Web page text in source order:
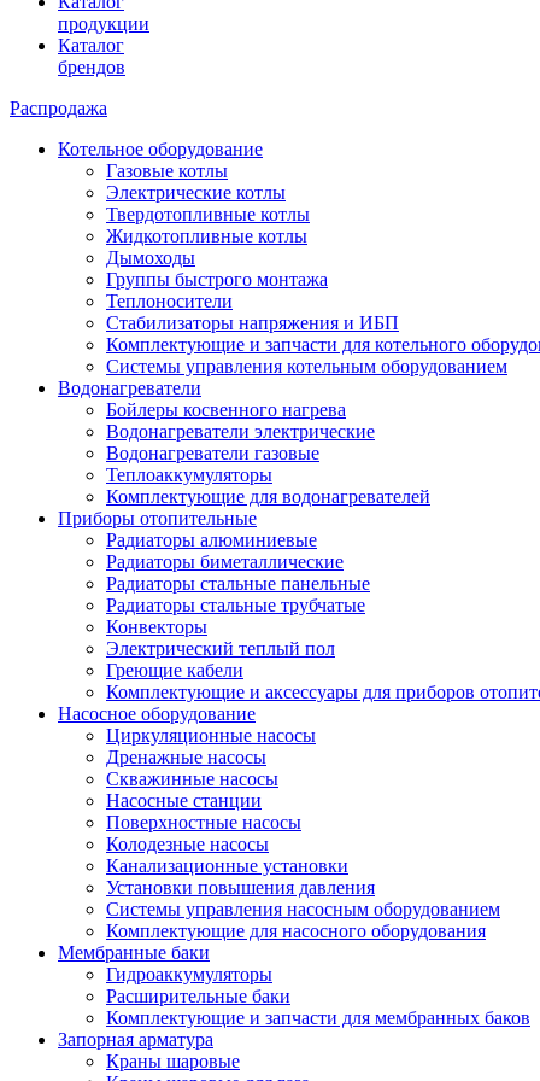
продукции
Каталог
брендов
Распродажа
Котельное оборудование
Газовые котлы
Электрические котлы
Твердотопливные котлы
Жидкотопливные котлы
Дымоходы
Группы быстрого монтажа
Теплоносители
Стабилизаторы напряжения и ИБП
Комплектующие и запчасти для котельного
Системы управления котельным оборудованием
Водонагреватели
Бойлеры косвенного нагрева
Водонагреватели электрические
Водонагреватели газовые
Теплоаккумуляторы
Комплектующие для водонагревателей
Приборы отопительные
Радиаторы алюминиевые
Радиаторы биметаллические
Радиаторы стальные панельные
Радиаторы стальные трубчатые
Конвекторы
Электрический теплый пол
Греющие кабели
Комплектующие и аксессуары для приборов
Насосное оборудование
Циркуляционные насосы
Дренажные насосы
Скважинные насосы
Насосные станции
Поверхностные насосы
Колодезные насосы
Канализационные установки
Установки повышения давления
Системы управления насосным оборудованием
Комплектующие для насосного оборудования
Мембранные баки
Гидроаккумуляторы
Расширительные баки
Комплектующие и запчасти для мембранных баков
Запорная арматура
Краны шаровые